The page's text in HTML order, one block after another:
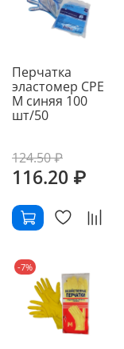
Перчатка
эластомер СРЕ
M синяя 100
шт/50
124.50 ₽
116.20 ₽
-7%